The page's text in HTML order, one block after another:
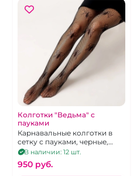
Колготки "Ведьма" с
пауками
Карнавальные колготки в
сетку с пауками, черные,
размер универсальный
В наличии: 12 шт.
950 pуб.